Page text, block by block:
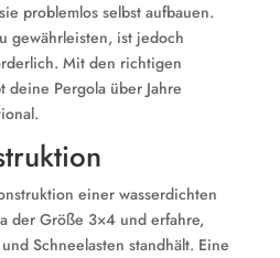
problemlos selbst aufbauen.
gewährleisten, ist jedoch
Mit den richtigen
deine Pergola über Jahre
einer wasserdichten
der Größe 3×4 und erfahre,
Schneelasten standhält. Eine